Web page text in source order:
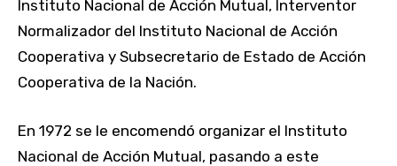
Instituto Nacional de Acción Mutual, Interventor
Normalizador del Instituto Nacional de Acción
Cooperativa y Subsecretario de Estado de Acción
Cooperativa de la Nación.
En 1972 se le encomendó organizar el Instituto
Nacional de Acción Mutual, pasando a este